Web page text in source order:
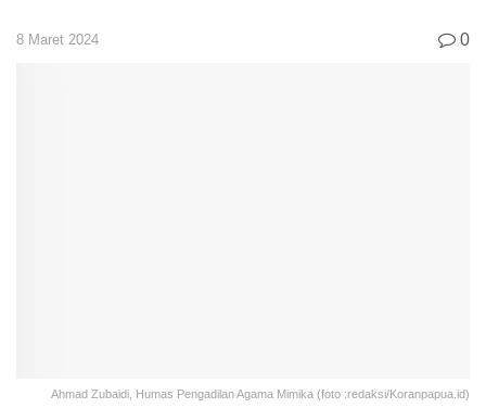
8 Maret 2024 0
Ahmad Zubaidi, Humas Pengadilan Agama Mimika (foto :redaksi/Koranpapua.id)